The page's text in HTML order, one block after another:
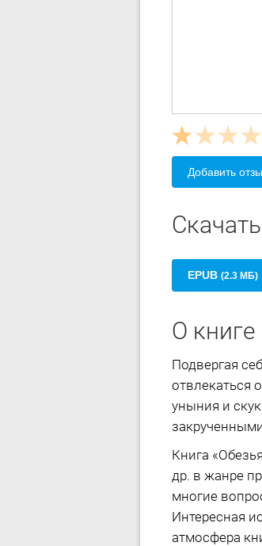
Добавить
EPUB (2.3 МБ)
О книге
Подвергая
отвлекаться
уныния и
Книга
др. в жанре
многие
Интересная
атмосфера